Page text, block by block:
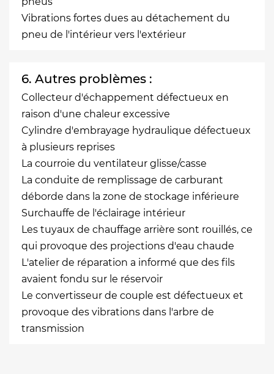
Vibrations fortes dues au détachement du
pneu de l'intérieur vers l'extérieur
6. Autres problèmes :
Collecteur d'échappement défectueux en
raison d'une chaleur excessive
Cylindre d'embrayage hydraulique défectueux
à plusieurs reprises
La courroie du ventilateur glisse/casse
La conduite de remplissage de carburant
déborde dans la zone de stockage inférieure
Surchauffe de l'éclairage intérieur
Les tuyaux de chauffage arrière sont rouillés, ce
qui provoque des projections d'eau chaude
L'atelier de réparation a informé que des fils
avaient fondu sur le réservoir
Le convertisseur de couple est défectueux et
provoque des vibrations dans l'arbre de
transmission